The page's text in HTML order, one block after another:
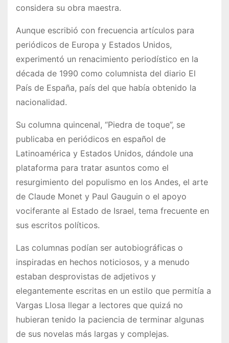
considera su obra maestra.
Aunque escribió con frecuencia artículos para
periódicos de Europa y Estados Unidos,
experimentó un renacimiento periodístico en la
década de 1990 como columnista del diario El
País de España, país del que había obtenido la
nacionalidad.
Su columna quincenal, “Piedra de toque”, se
publicaba en periódicos en español de
Latinoamérica y Estados Unidos, dándole una
plataforma para tratar asuntos como el
resurgimiento del populismo en los Andes, el arte
de Claude Monet y Paul Gauguin o el apoyo
vociferante al Estado de Israel, tema frecuente en
sus escritos políticos.
Las columnas podían ser autobiográficas o
inspiradas en hechos noticiosos, y a menudo
estaban desprovistas de adjetivos y
elegantemente escritas en un estilo que permitía a
Vargas Llosa llegar a lectores que quizá no
hubieran tenido la paciencia de terminar algunas
de sus novelas más largas y complejas.